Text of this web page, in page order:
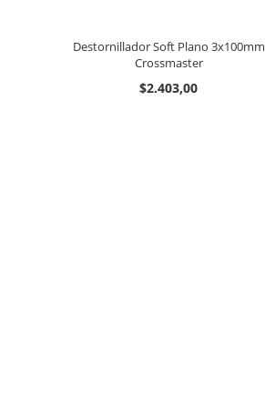
Destornillador Soft Plano 3x100mm
Crossmaster
$2.403,00